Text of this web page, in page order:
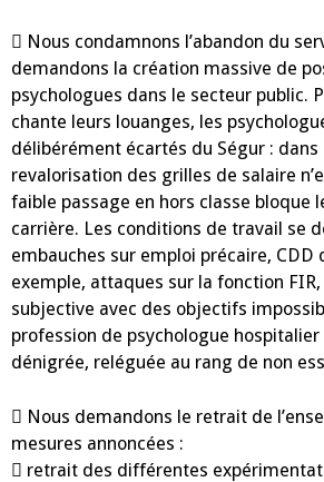
 Nous condamnons l’abandon du
demandons la création massive de
psychologues dans le secteur public.
chante leurs louanges, les
délibérément écartés du Ségur : dans
revalorisation des grilles de salaire
faible passage en hors classe bloque
carrière. Les conditions de travail se
embauches sur emploi précaire, CDD
exemple, attaques sur la fonction
subjective avec des objectifs
profession de psychologue
dénigrée, reléguée au rang de non
 Nous demandons le retrait de
mesures annoncées :
 retrait des différentes